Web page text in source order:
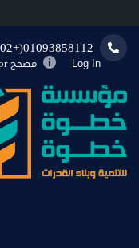
01093858112(+02)
Log In مصحح Elementor